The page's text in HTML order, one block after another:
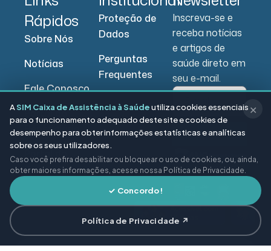
Rápidos
Sobre Nós
Notícias
Fale Conosco
Portal do
Beneficiário
Portal do
Prestador
Proteção de
Dados
Perguntas
Frequentes
Inscreva-se e
receba notícias
e artigos de
saúde direto em
seu e-mail.
Enviar
ASIM Caixa de Assistência à Saúdeutiliza cookies essenciais
para o funcionamento adequado deste site e cookies de
desempenho para obter informações estatísticas e analíticas
sobre os seus utilizadores.
Caso você prefira desabilitar ou bloquear o uso de cookies, ou, ainda,
obter maiores informações, acesse nossa Política de Privacidade.
✓ Concordo!
Política de Privacidade ↗
✕